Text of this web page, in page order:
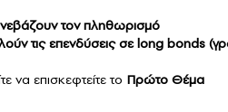
τον πληθωρισμό
τις επενδύσεις σε long bonds
να επισκεφτείτε το Πρώτο Θέμα